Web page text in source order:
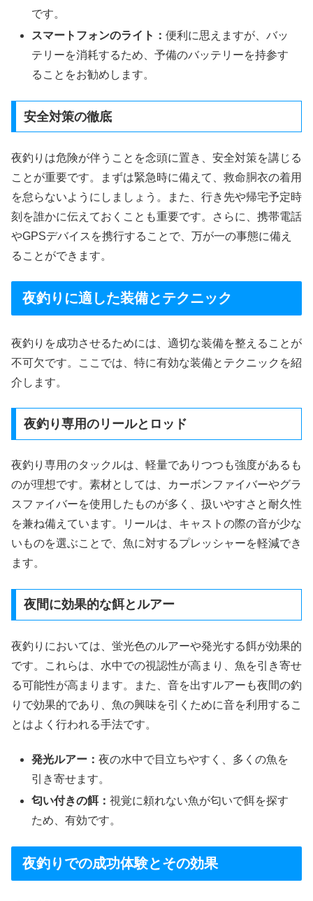
です。
スマートフォンのライト：便利に思えますが、バッ
テリーを消耗するため、予備のバッテリーを持参す
ることをお勧めします。
安全対策の徹底
夜釣りは危険が伴うことを念頭に置き、安全対策を講じる
ことが重要です。まずは緊急時に備えて、救命胴衣の着用
を怠らないようにしましょう。また、行き先や帰宅予定時
刻を誰かに伝えておくことも重要です。さらに、携帯電話
やGPSデバイスを携行することで、万が一の事態に備え
ることができます。
夜釣りに適した装備とテクニック
夜釣りを成功させるためには、適切な装備を整えることが
不可欠です。ここでは、特に有効な装備とテクニックを紹
介します。
夜釣り専用のリールとロッド
夜釣り専用のタックルは、軽量でありつつも強度があるも
のが理想です。素材としては、カーボンファイバーやグラ
スファイバーを使用したものが多く、扱いやすさと耐久性
を兼ね備えています。リールは、キャストの際の音が少な
いものを選ぶことで、魚に対するプレッシャーを軽減でき
ます。
夜間に効果的な餌とルアー
夜釣りにおいては、蛍光色のルアーや発光する餌が効果的
です。これらは、水中での視認性が高まり、魚を引き寄せ
る可能性が高まります。また、音を出すルアーも夜間の釣
りで効果的であり、魚の興味を引くために音を利用するこ
とはよく行われる手法です。
発光ルアー：夜の水中で目立ちやすく、多くの魚を
引き寄せます。
匂い付きの餌：視覚に頼れない魚が匂いで餌を探す
ため、有効です。
夜釣りでの成功体験とその効果